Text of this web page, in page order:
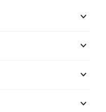
keyboard_arrow_down
keyboard_arrow_down
keyboard_arrow_down
keyboard_arrow_down